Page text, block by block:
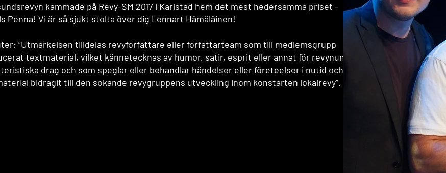
kammade på Revy-SM 2017 i Karlstad hem det mest hedersamma priset -
Penna! Vi är så sjukt stolta över dig Lennart Hämäläinen!
”Utmärkelsen tilldelas revyförfattare eller författarteam som till medlemsgrupp
textmaterial, vilket kännetecknas av humor, satir, esprit eller annat för revynummer
drag och som speglar eller behandlar händelser eller företeelser i nutid och vars
bidragit till den sökande revygruppens utveckling inom konstarten lokalrevy”.